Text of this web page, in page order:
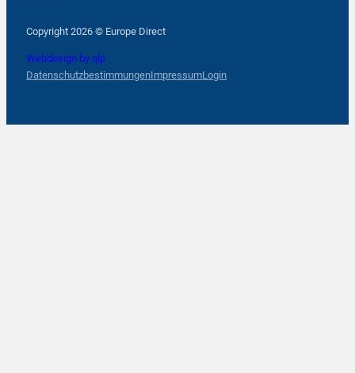
Copyright 2026 © Europe Direct
Webdesign by qlp
DatenschutzbestimmungenImpressumLogin